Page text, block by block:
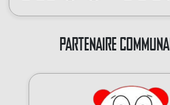
PARTENAIRE